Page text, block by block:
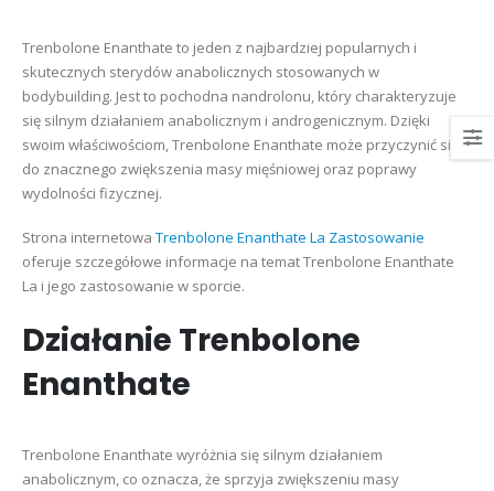
Trenbolone Enanthate to jeden z najbardziej popularnych i
skutecznych sterydów anabolicznych stosowanych w
bodybuilding. Jest to pochodna nandrolonu, który charakteryzuje
się silnym działaniem anabolicznym i androgenicznym. Dzięki
swoim właściwościom, Trenbolone Enanthate może przyczynić się
do znacznego zwiększenia masy mięśniowej oraz poprawy
wydolności fizycznej.
Strona internetowa Trenbolone Enanthate La Zastosowanie
oferuje szczegółowe informacje na temat Trenbolone Enanthate
La i jego zastosowanie w sporcie.
Działanie Trenbolone
Enanthate
Trenbolone Enanthate wyróżnia się silnym działaniem
anabolicznym, co oznacza, że sprzyja zwiększeniu masy